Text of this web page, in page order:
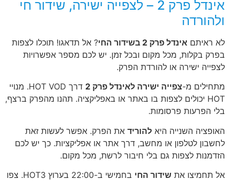
אינדל פרק 2 – לצפייה ישירה, שידור חי
ולהורדה
לא ראיתם אינדל פרק 2 בשידור החי
? אל תדאגו! תוכלו לצפות
בפרק בקלות, מכל מקום ובכל זמן. יש לכם מספר אפשרויות
לצפייה ישירה או להורדת הפרק.
מתחילים מ-צפייה ישירה לאינדל פרק 2
דרך HOT VOD. מנויי
HOT יכולים לצפות בו באתר או באפליקציה. תהנו מהפרק ברצף,
בלי הפרעות פרסומות.
האופציה השנייה היא להוריד את הפרק. אפשר לעשות זאת
לחשבון לטלפון או מחשב, דרך אתר או אפליקציות. כך יש לכם
הזדמנות לצפות גם בלי חיבור לרשת, מכל מקום.
אל תחמיצו את שידור החי
בחמישי ב-22:00 בערוץ HOT3. צפו